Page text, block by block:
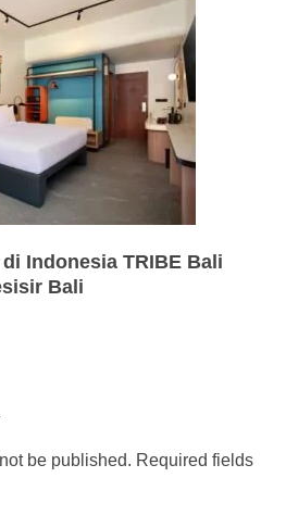
Indonesia TRIBE Bali
Bali
be published. Required fields